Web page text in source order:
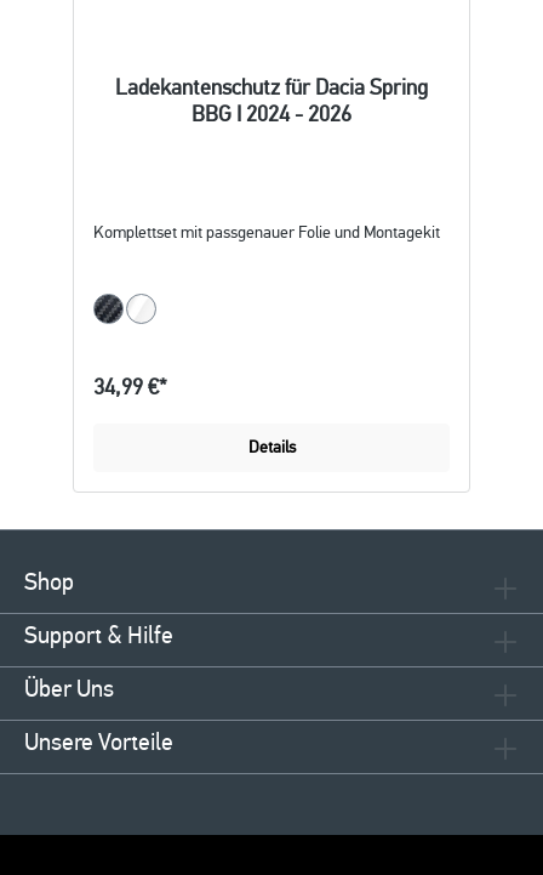
Ladekantenschutz für Dacia Spring
BBG I 2024 - 2026
Komplettset mit passgenauer Folie und Montagekit
34,99 €*
Details
Shop
Support & Hilfe
Über Uns
Unsere Vorteile